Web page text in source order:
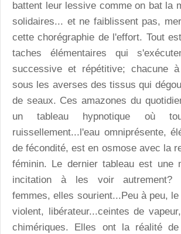
battent leur lessive comme on bat la
solidaires... et ne faiblissent pas,
cette chorégraphie de l'effort. Tout
taches élémentaires qui
successive et répétitive; chacune
sous les averses des tissus qui
de seaux. Ces amazones du
un tableau hypnotique où
ruissellement...l'eau omniprésente,
de fécondité, est en osmose avec la
féminin. Le dernier tableau est une
incitation à les voir autrement?
femmes, elles sourient...Peu à peu,
violent, libérateur...ceintes de
chimériques. Elles ont la réalité